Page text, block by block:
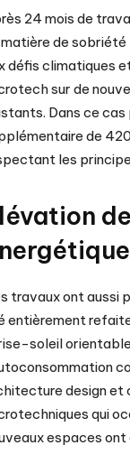
24 mois de
de
défis climatiques
sur de
Dans ce cas
de
les
travaux ont aussi
entièrement
soleil
design et
qui
espaces ont